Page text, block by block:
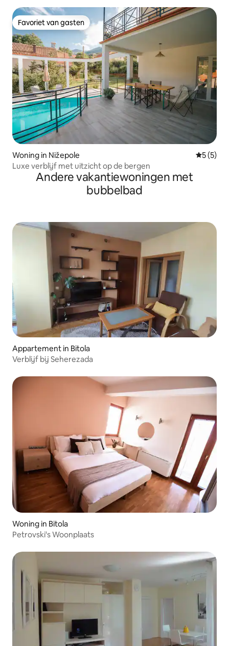
Favoriet van gasten
Favoriet van gasten
Woning in Nižepole
5 (5)
Luxe verblijf met uitzicht op de bergen
Andere vakantiewoningen met
bubbelbad
Appartement in Bitola
Verblijf bij Seherezada
Woning in Bitola
Petrovski's Woonplaats